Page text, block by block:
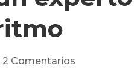
2 Comentarios